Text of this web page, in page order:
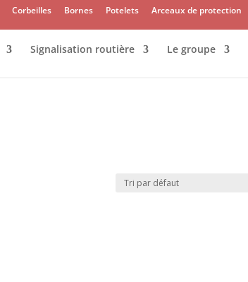
Corbeilles Bornes Potelets Arceaux de protection
Signalisation routière Le groupe